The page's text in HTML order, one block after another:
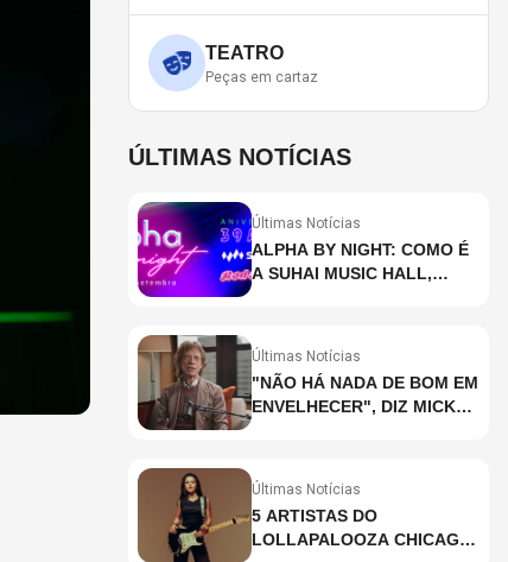
TEATRO
Peças em cartaz
ÚLTIMAS NOTÍCIAS
Últimas Notícias
ALPHA BY NIGHT: COMO É
A SUHAI MUSIC HALL,
PAULO?
Últimas Notícias
"NÃO HÁ NADA DE BOM EM
ENVELHECER", DIZ MICK
Últimas Notícias
5 ARTISTAS DO
LOLLAPALOOZA CHICAGO